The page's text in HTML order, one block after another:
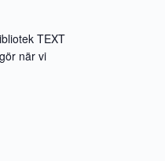
TEXT
när vi